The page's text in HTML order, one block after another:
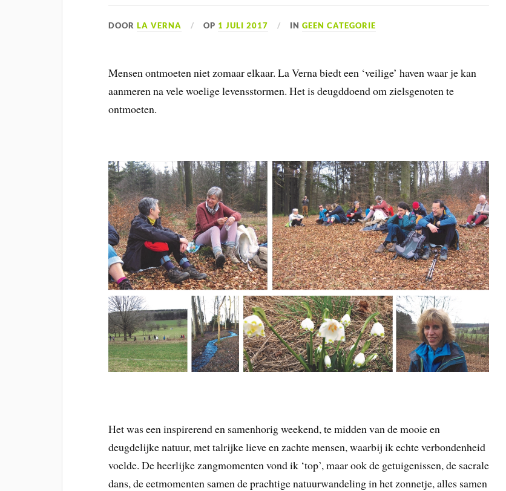
DOORLA VERNA OP 1 JULI 2017 INGEEN CATEGORIE
Mensen ontmoeten niet zomaar elkaar. La Verna biedt een ‘veilige’ haven waar je kan
aanmeren na vele woelige levensstormen. Het is deugddoend om zielsgenoten te
ontmoeten.
Het was een inspirerend en samenhorig weekend, te midden van de mooie en
deugdelijke natuur, met talrijke lieve en zachte mensen, waarbij ik echte verbondenheid
voelde. De heerlijke zangmomenten vond ik ‘top’, maar ook de getuigenissen, de sacrale
dans, de eetmomenten samen de prachtige natuurwandeling in het zonnetje, alles samen